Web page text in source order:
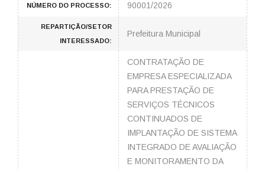
NÚMERO DO PROCESSO: 90001/2026
REPARTIÇÃO/SETOR
INTERESSADO:
Prefeitura Municipal
CONTRATAÇÃO DE
EMPRESA ESPECIALIZADA
PARA PRESTAÇÃO DE
SERVIÇOS TÉCNICOS
CONTINUADOS DE
IMPLANTAÇÃO DE SISTEMA
INTEGRADO DE AVALIAÇÃO
E MONITORAMENTO DA